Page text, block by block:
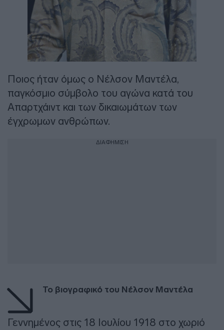
Ποιος ήταν όμως ο Νέλσον Μαντέλα,
παγκόσμιο σύμβολο του αγώνα κατά του
Απαρτχάιντ και των δικαιωμάτων των
έγχρωμων ανθρώπων.
ΔΙΑΦΗΜΙΣΗ
Το βιογραφικό του Νέλσον Μαντέλα
Γεννημένος στις 18 Ιουλίου 1918 στο χωριό